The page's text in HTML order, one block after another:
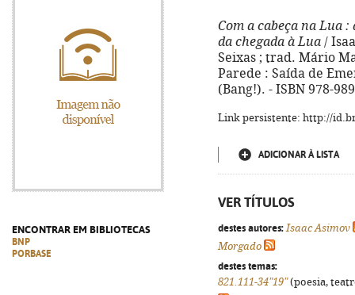
ENCONTRAR EM BIBLIOTECAS
BNP
PORBASE
Com a cabeça na Lua :
da chegada à Lua /
Seixas ; trad. Mário
Parede : Saída de
(Bang!). - ISBN 978-
Link persistente: http://
ADICIONAR À LISTA
VER TÍTULOS
destes autores: Isaac Asimov
Morgado
destes temas:
821.111-34"19"(poesia,